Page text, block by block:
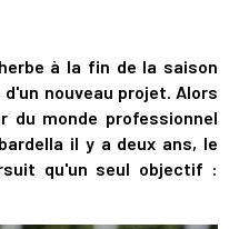
à la fin de la saison
nouveau projet. Alors
du monde professionnel
il y a deux ans, le
qu'un seul objectif :